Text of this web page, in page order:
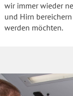
wir immer wieder
und Hirn
werden möchten.